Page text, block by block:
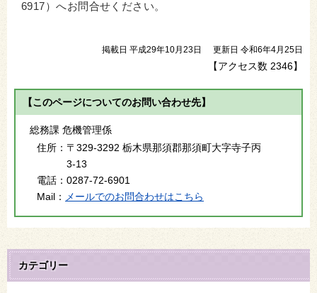
6917）へお問合せください。
掲載日 平成29年10月23日 更新日 令和6年4月25日
【アクセス数 2346】
【このページについてのお問い合わせ先】
総務課 危機管理係
住所： 〒329-3292 栃木県那須郡那須町大字寺子丙
3-13
電話： 0287-72-6901
Mail：
メールでのお問合わせはこちら
カテゴリー